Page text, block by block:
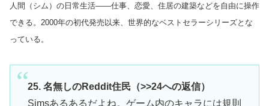
人間（シム）の日常生活——仕事、恋愛、住居の建築などを自由に操作
できる。2000年の初代発売以来、世界的なベストセラーシリーズとな
っている。
25. 名無しのReddit住民（>>24への返信）
Simsあるあるだよね。ゲーム内のキャラには規則